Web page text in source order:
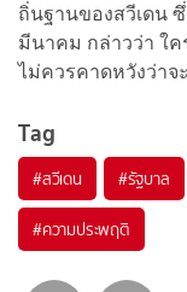
ถิ่นฐานของสวีเดน
มีนาคม กล่าวว่า ใ
ไม่ควรคาดหวังว่าจ
Tag
#สวีเดน #รัฐบาล
#ความประพฤติ